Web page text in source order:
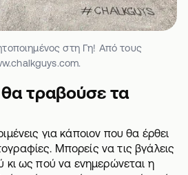
στη Γη! Από τους
τραβούσε τα
για κάποιον που θα έρθει
Μπορείς να τις βγάλεις
κι ως πού να ενημερώνεται η